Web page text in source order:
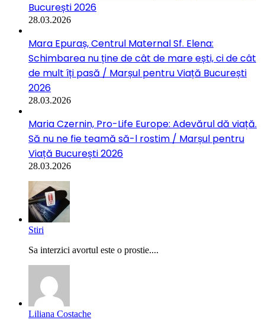
București 2026
28.03.2026
Mara Epuraș, Centrul Maternal Sf. Elena:
Schimbarea nu ține de cât de mare ești, ci de cât
de mult îți pasă / Marșul pentru Viață București
2026
28.03.2026
Maria Czernin, Pro-Life Europe: Adevărul dă viață.
Să nu ne fie teamă să-l rostim / Marșul pentru
Viață București 2026
28.03.2026
Stiri
Sa interzici avortul este o prostie....
Liliana Costache